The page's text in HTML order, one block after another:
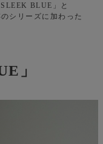
BLUE」と
シリーズに加わった
」